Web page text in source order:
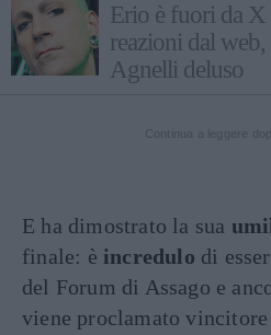
Erio è fuori da X
reazioni dal
Agnelli deluso
E ha dimostrato la sua
finale: è incredulo di
del Forum di Assago e
viene proclamato